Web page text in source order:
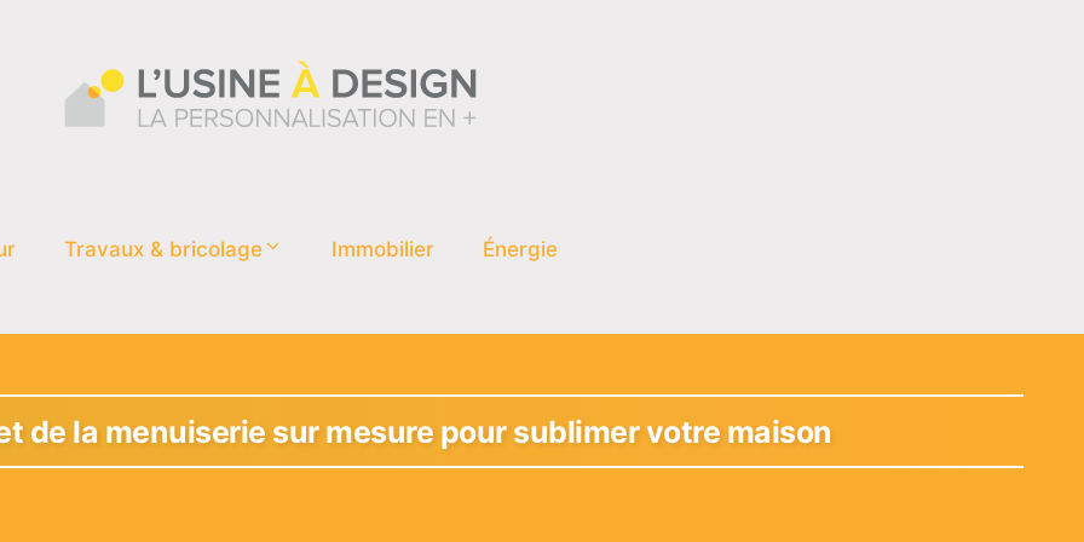
Travaux & bricolage Immobilier Énergie
de la menuiserie sur mesure pour sublimer votre maison